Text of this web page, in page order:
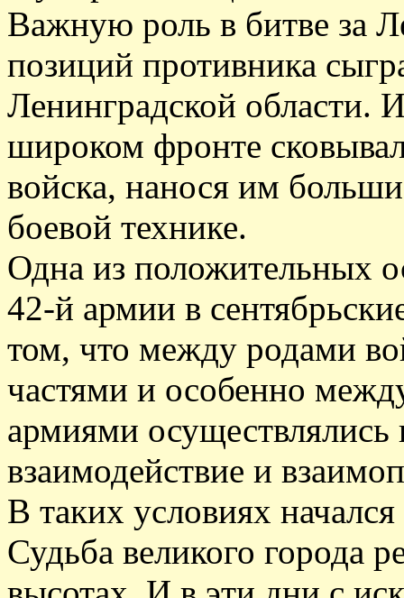
Важную роль в битве за
позиций противника
Ленинградской области.
широком фронте
войска, нанося им
боевой технике.
Одна из положительных
42-й армии в
том, что между родами
частями и особенно
армиями
взаимодействие и
В таких условиях
Судьба великого города